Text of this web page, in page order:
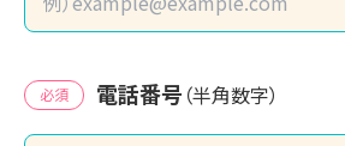
必須 電話番号 （半角数字）